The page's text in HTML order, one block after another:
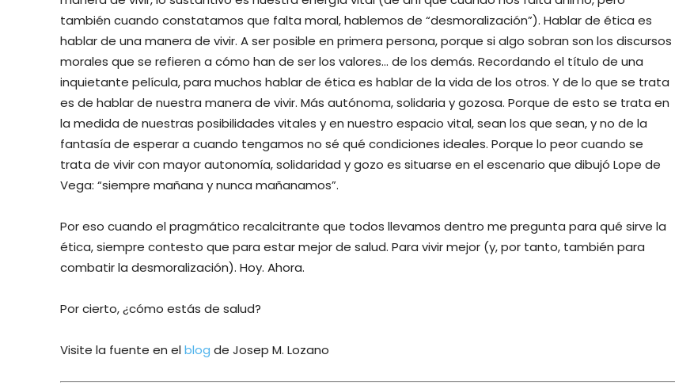
también cuando constatamos que falta moral, hablemos de “desmoralización”). Hablar de ética es
hablar de una manera de vivir. A ser posible en primera persona, porque si algo sobran son los discursos
morales que se refieren a cómo han de ser los valores… de los demás. Recordando el título de una
inquietante película, para muchos hablar de ética es hablar de la vida de los otros. Y de lo que se trata
es de hablar de nuestra manera de vivir. Más autónoma, solidaria y gozosa. Porque de esto se trata en
la medida de nuestras posibilidades vitales y en nuestro espacio vital, sean los que sean, y no de la
fantasía de esperar a cuando tengamos no sé qué condiciones ideales. Porque lo peor cuando se
trata de vivir con mayor autonomía, solidaridad y gozo es situarse en el escenario que dibujó Lope de
Vega: “siempre mañana y nunca mañanamos”.
Por eso cuando el pragmático recalcitrante que todos llevamos dentro me pregunta para qué sirve la
ética, siempre contesto que para estar mejor de salud. Para vivir mejor (y, por tanto, también para
combatir la desmoralización). Hoy. Ahora.
Por cierto, ¿cómo estás de salud?
Visite la fuente en elblog de Josep M. Lozano